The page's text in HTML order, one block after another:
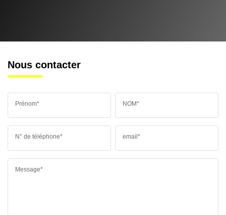
Nous contacter
Prénom* NOM*
N° de téléphone* email*
Message*